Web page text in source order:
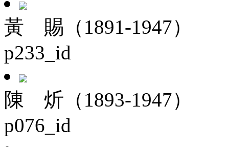
黃 賜（1891-1947）
p233_id
陳 炘（1893-1947）
p076_id